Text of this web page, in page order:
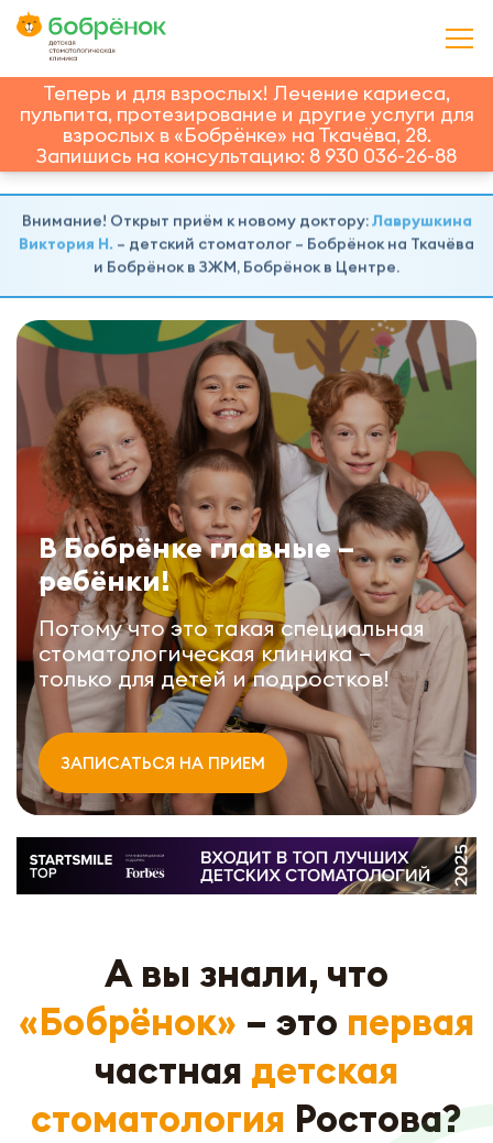
Теперь и для взрослых! Лечение кариеса,
пульпита, протезирование и другие услуги для
взрослых в «Бобрёнке» на Ткачёва, 28.
Запишись на консультацию: 8 930 036-26-88
Внимание! Открыт приём к новому доктору:Лаврушкина
Виктория Н. – детский стоматолог – Бобрёнок на Ткачёва
и Бобрёнок в ЗЖМ, Бобрёнок в Центре.
В Бобрёнке главные –
ребёнки!
Потому что это такая специальная
стоматологическая клиника –
только для детей и подростков!
ЗАПИСАТЬСЯ НА ПРИЕМ
А вы знали, что
«Бобрёнок» – это первая
частная детская
стоматология Ростова?